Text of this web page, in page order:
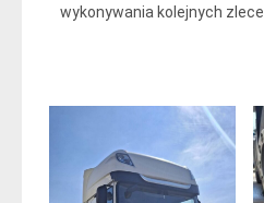
wykonywania kolejnych